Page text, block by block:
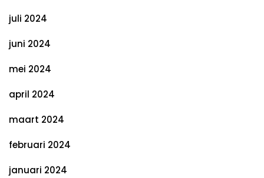
juli 2024
juni 2024
mei 2024
april 2024
maart 2024
februari 2024
januari 2024